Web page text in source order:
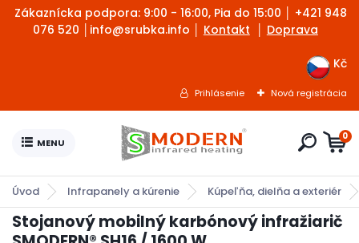
Zákaznícka podpora: 9:00 - 16:00, Pia do 15:00 │ +421 948
076 520 │info@srubka.info
Kontakt Doprava
Kč
Prihlásenie Nová registrácia
0
Úvod Infrapanely a kúrenie Kúpeľňa, dielňa a exteriér
Stojanový mobilný karbónový infražiarič